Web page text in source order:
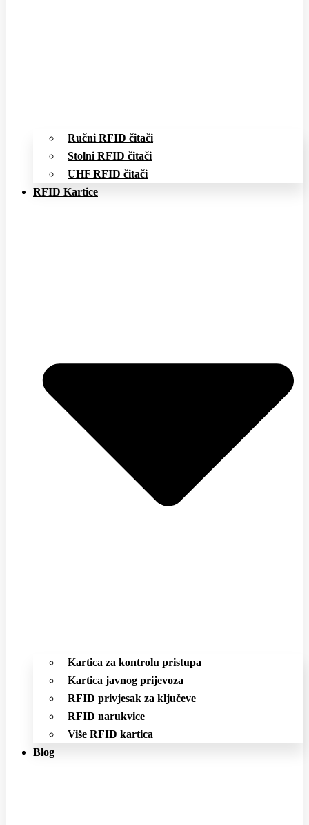
Ručni RFID čitači
Stolni RFID čitači
UHF RFID čitači
RFID Kartice
Kartica za kontrolu pristupa
Kartica javnog prijevoza
RFID privjesak za ključeve
RFID narukvice
Više RFID kartica
Blog